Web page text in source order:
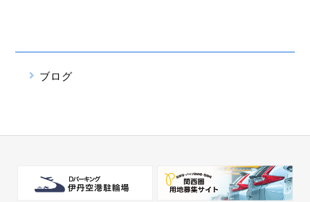
ブログ